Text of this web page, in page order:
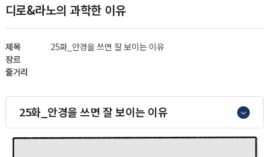
디로&라노의 과학한 이유
제목
25화_안경을 쓰면 잘 보이는 이유
장르
줄거리
25화_안경을 쓰면 잘 보이는 이유